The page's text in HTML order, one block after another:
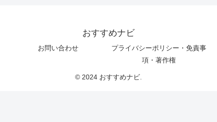
おすすめナビ
お問い合わせ
プライバシーポリシー・免責事
項・著作権
© 2024 おすすめナビ.